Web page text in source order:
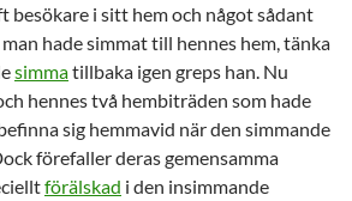
besökare i sitt hem och något sådant
hade simmat till hennes hem, tänka
simmatillbaka igen greps han. Nu
hennes två hembiträden som hade
sig hemmavid när den simmande
förefaller deras gemensamma
förälskad i den insimmande